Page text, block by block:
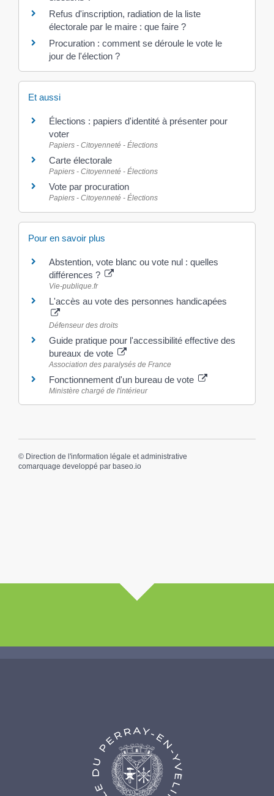
Refus d'inscription, radiation de la liste
électorale par le maire : que faire ?
Procuration : comment se déroule le vote le
jour de l'élection ?
Et aussi
Élections : papiers d'identité à présenter pour
voter
Papiers - Citoyenneté - Élections
Carte électorale
Papiers - Citoyenneté - Élections
Vote par procuration
Papiers - Citoyenneté - Élections
Pour en savoir plus
Abstention, vote blanc ou vote nul : quelles
différences ?
Vie-publique.fr
L'accès au vote des personnes handicapées
Défenseur des droits
Guide pratique pour l'accessibilité effective des
bureaux de vote
Association des paralysés de France
Fonctionnement d'un bureau de vote
Ministère chargé de l'intérieur
© Direction de l'information légale et administrative
comarquage developpé par baseo.io